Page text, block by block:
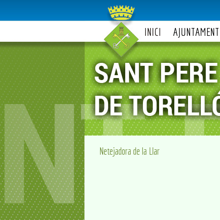
INICI AJUNTAMENT
Netejadora de la Llar